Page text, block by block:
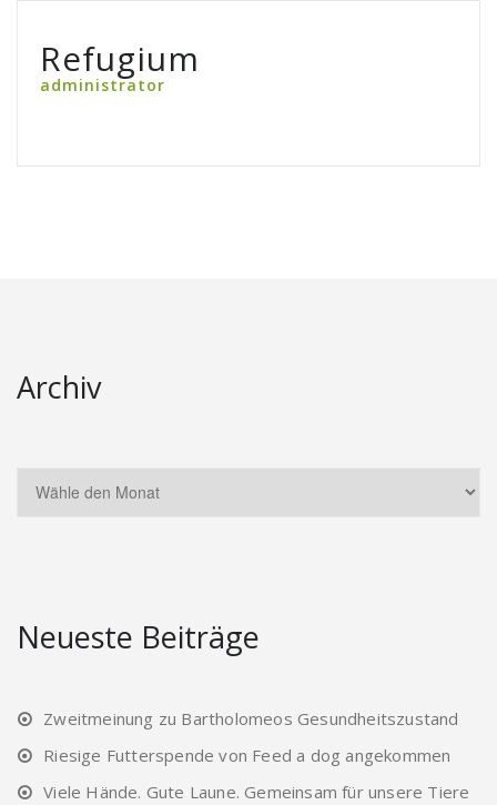
Refugium
administrator
Archiv
Neueste Beiträge
Zweitmeinung zu Bartholomeos Gesundheitszustand
Riesige Futterspende von Feed a dog angekommen
Viele Hände. Gute Laune. Gemeinsam für unsere Tiere